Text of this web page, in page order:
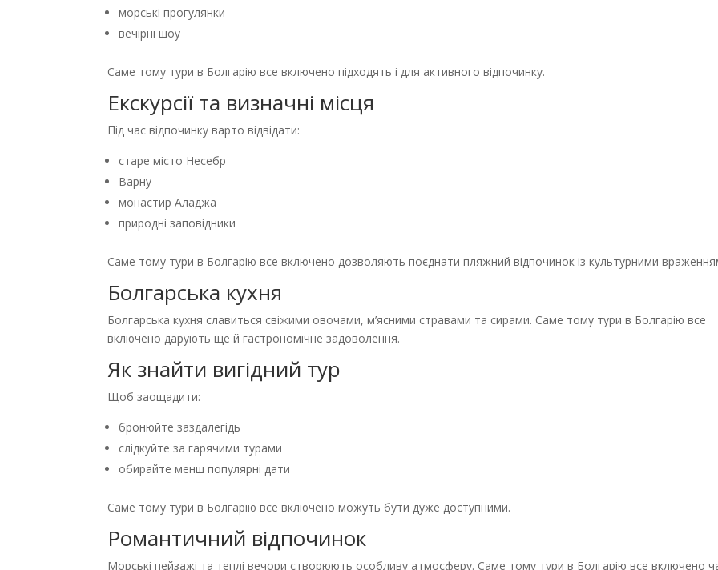
морські прогулянки
вечірні шоу
Саме тому тури в Болгарію все включено підходять і для активного відпочинку.
Екскурсії та визначні місця
Під час відпочинку варто відвідати:
старе місто Несебр
Варну
монастир Аладжа
природні заповідники
Саме тому тури в Болгарію все включено дозволяють поєднати пляжний відпочинок із культурними
Болгарська кухня
Болгарська кухня славиться свіжими овочами, м’ясними стравами та сирами. Саме тому тури в Болгарію все
включено дарують ще й гастрономічне задоволення.
Як знайти вигідний тур
Щоб заощадити:
бронюйте заздалегідь
слідкуйте за гарячими турами
обирайте менш популярні дати
Саме тому тури в Болгарію все включено можуть бути дуже доступними.
Романтичний відпочинок
Морські пейзажі та теплі вечори створюють особливу атмосферу. Саме тому тури в Болгарію все включено